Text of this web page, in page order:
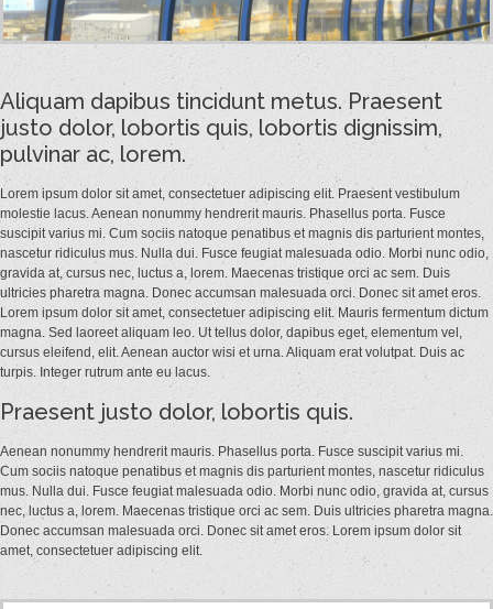
Aliquam dapibus tincidunt metus. Praesent
justo dolor, lobortis quis, lobortis dignissim,
pulvinar ac, lorem.
Lorem ipsum dolor sit amet, consectetuer adipiscing elit. Praesent vestibulum
molestie lacus. Aenean nonummy hendrerit mauris. Phasellus porta. Fusce
suscipit varius mi. Cum sociis natoque penatibus et magnis dis parturient montes,
nascetur ridiculus mus. Nulla dui. Fusce feugiat malesuada odio. Morbi nunc odio,
gravida at, cursus nec, luctus a, lorem. Maecenas tristique orci ac sem. Duis
ultricies pharetra magna. Donec accumsan malesuada orci. Donec sit amet eros.
Lorem ipsum dolor sit amet, consectetuer adipiscing elit. Mauris fermentum dictum
magna. Sed laoreet aliquam leo. Ut tellus dolor, dapibus eget, elementum vel,
cursus eleifend, elit. Aenean auctor wisi et urna. Aliquam erat volutpat. Duis ac
turpis. Integer rutrum ante eu lacus.
Praesent justo dolor, lobortis quis.
Aenean nonummy hendrerit mauris. Phasellus porta. Fusce suscipit varius mi.
Cum sociis natoque penatibus et magnis dis parturient montes, nascetur ridiculus
mus. Nulla dui. Fusce feugiat malesuada odio. Morbi nunc odio, gravida at, cursus
nec, luctus a, lorem. Maecenas tristique orci ac sem. Duis ultricies pharetra magna.
Donec accumsan malesuada orci. Donec sit amet eros. Lorem ipsum dolor sit
amet, consectetuer adipiscing elit.
Esque
Diam
Interdum
15
janvier
2013
Loginnove
Pas
De
Commentaires